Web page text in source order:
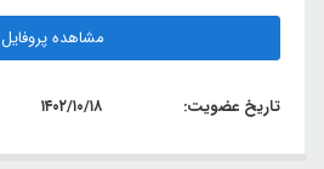
مشاهده پروفایل
تاریخ عضویت: ۱۴۰۲/۱۰/۱۸